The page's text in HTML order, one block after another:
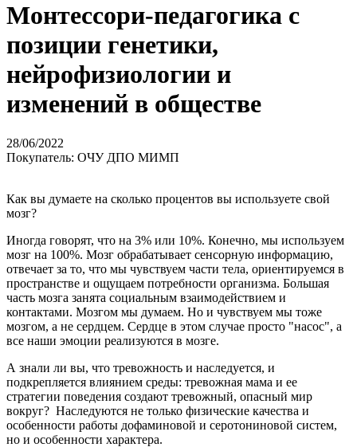
Mонтессори-педагогика с
позиции генетики,
нейрофизиологии и
изменений в обществе
28/06/2022
Покупатель: ОЧУ ДПО МИМП
Как вы думаете на сколько процентов вы используете свой
мозг?
Иногда говорят, что на 3% или 10%. Конечно, мы используем
мозг на 100%. Мозг обрабатывает сенсорную информацию,
отвечает за то, что мы чувствуем части тела, ориентируемся в
пространстве и ощущаем потребности организма. Большая
часть мозга занята социальным взаимодействием и
контактами. Мозгом мы думаем. Но и чувствуем мы тоже
мозгом, а не сердцем. Сердце в этом случае просто "насос", а
все наши эмоции реализуются в мозге.
А знали ли вы, что тревожность и наследуется, и
подкрепляется влиянием среды: тревожная мама и ее
стратегии поведения создают тревожный, опасный мир
вокруг? Наследуются не только физические качества и
особенности работы дофаминовой и серотониновой систем,
но и особенности характера.